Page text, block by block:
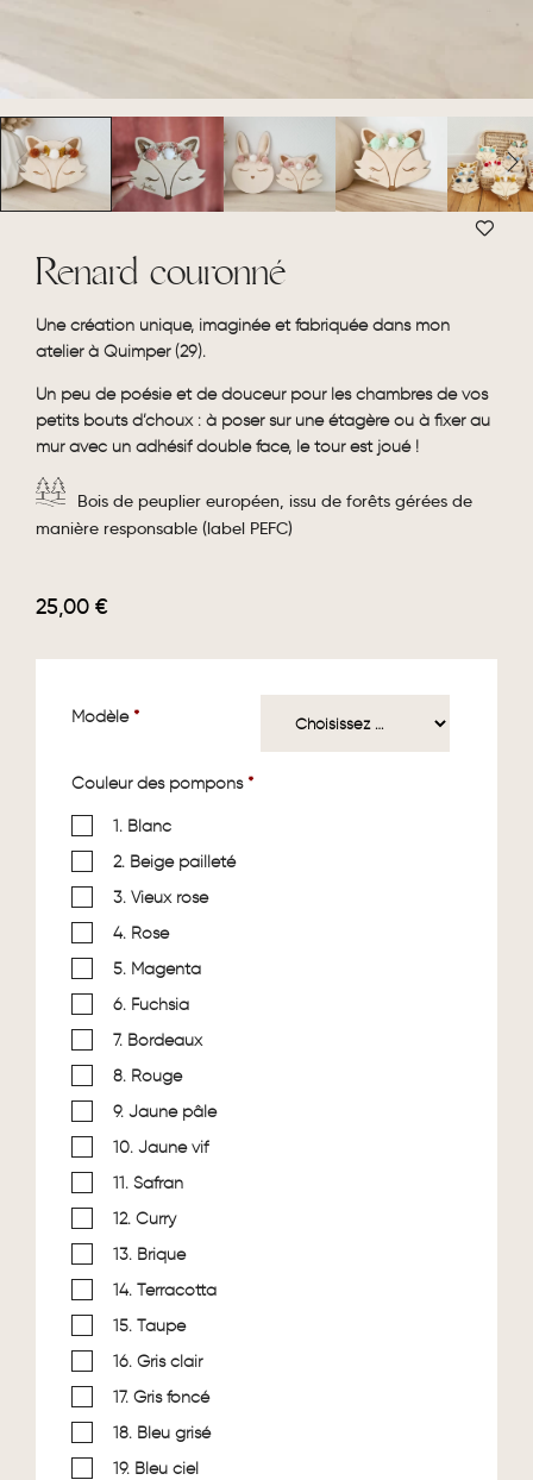
Renard couronné
Une création unique, imaginée et fabriquée dans mon
atelier à Quimper (29).
Un peu de poésie et de douceur pour les chambres de vos
petits bouts d’choux : à poser sur une étagère ou à fixer au
mur avec un adhésif double face, le tour est joué !
Bois de peuplier européen, issu de forêts gérées de
manière responsable (label PEFC)
25,00 €
Modèle *
Couleur des pompons *
1. Blanc
2. Beige pailleté
3. Vieux rose
4. Rose
5. Magenta
6. Fuchsia
7. Bordeaux
8. Rouge
9. Jaune pâle
10. Jaune vif
11. Safran
12. Curry
13. Brique
14. Terracotta
15. Taupe
16. Gris clair
17. Gris foncé
18. Bleu grisé
19. Bleu ciel